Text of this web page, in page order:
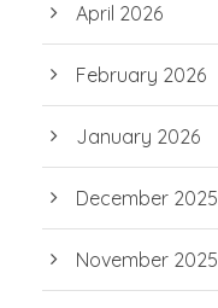
April 2026
February 2026
January 2026
December 2025
November 2025